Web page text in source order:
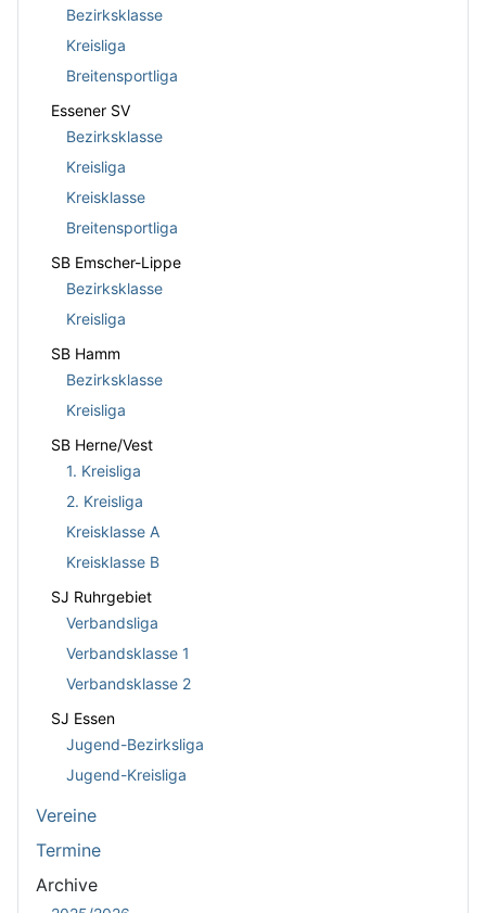
Bezirksklasse
Kreisliga
Breitensportliga
Essener SV
Bezirksklasse
Kreisliga
Kreisklasse
Breitensportliga
SB Emscher-Lippe
Bezirksklasse
Kreisliga
SB Hamm
Bezirksklasse
Kreisliga
SB Herne/Vest
1. Kreisliga
2. Kreisliga
Kreisklasse A
Kreisklasse B
SJ Ruhrgebiet
Verbandsliga
Verbandsklasse 1
Verbandsklasse 2
SJ Essen
Jugend-Bezirksliga
Jugend-Kreisliga
Vereine
Termine
Archive